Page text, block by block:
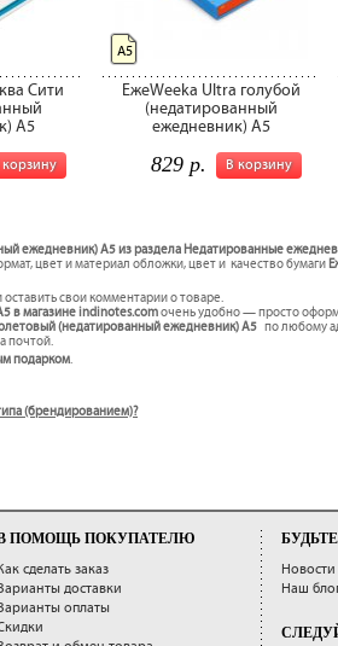
Сити
A5
корзину
ЕжеWeeka Ultra голубой
(недатированный
ежедневник) A5
В корзину
829 р.
А5
ежедневник) A5 из раздела Недатированные
цвет и материал обложки, цвет и качество бумаги
оставить свои комментарии о товаре.
в магазине indinotes.comочень удобно — просто
(недатированный ежедневник) A5 по любому
почтой.
подарком.
(брендированием)?
ПОМОЩЬ ПОКУПАТЕЛЮ
сделать заказ
доставки
оплаты
Новости
Наш